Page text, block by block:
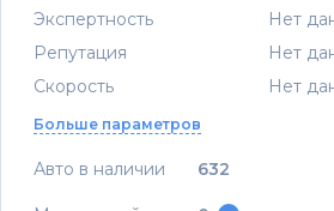
Экспертность
Нет
Репутация
Нет
Скорость
Нет
Больше параметров
Авто в наличии 632